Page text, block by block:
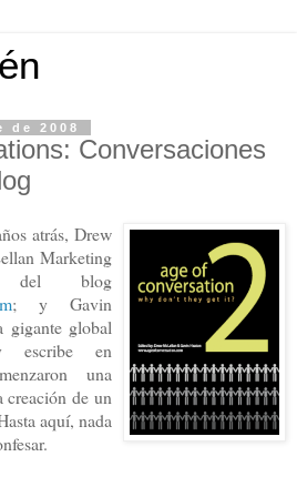
de 2008
Conversaciones
atrás, Drew
Marketing
blog
; y Gavin
gigante global
escribe en
una
creación de un
aquí, nada